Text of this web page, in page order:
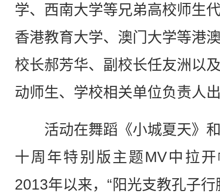
学、西南大学等兄弟高校师生
香港教育大学、澳门大学等港
校长郝芳华、副校长任友洲以
动师生、学校相关单位负责人
活动在舞蹈《小城夏天》和
十周年特别版主题MV中拉
2013年以来，“阳光支教孔子